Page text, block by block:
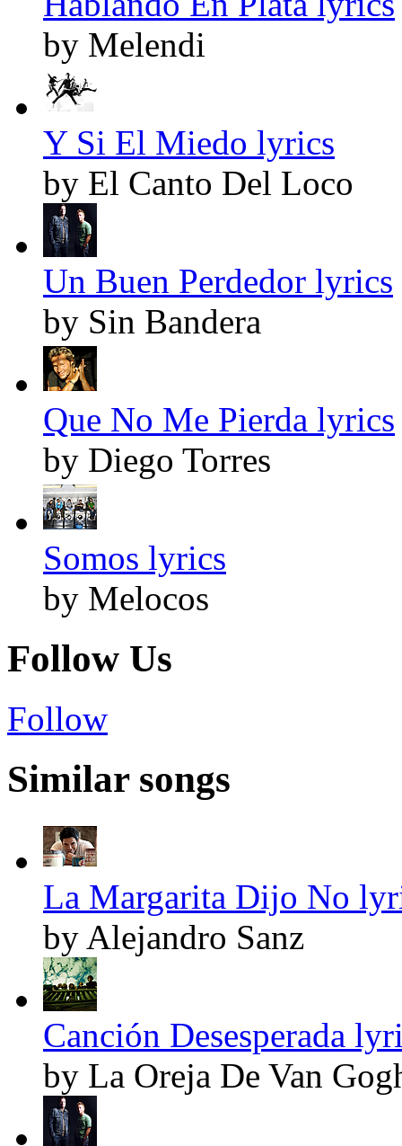
by Melendi
Y Si El Miedo lyrics
by El Canto Del Loco
Un Buen Perdedor lyrics
by Sin Bandera
Que No Me Pierda lyrics
by Diego Torres
Somos lyrics
by Melocos
Follow Us
Follow
Similar songs
La Margarita Dijo No
by Alejandro Sanz
Canción Desesperada
by La Oreja De Van